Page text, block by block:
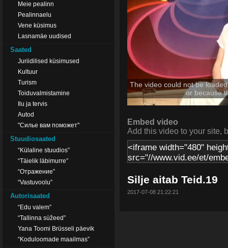
Meie pealinn
Pealinnaelu
Vene küsimus
Lasnamäe uudised
Saated
Juriidilised küsimused
Kultuur
Turism
Toiduvalmistamine
Ilu ja tervis
Autod
"Силье вам поможет"
Stuudiosaated
“Külaline stuudios”
“Täielik läbimurre”
“Отражение”
“Vastuvoolu”
Autorisaated
“Edu valem”
“Tallinna süžeed”
Yana Toomi Brüsseli päevik
“Koduloomade maailmas”
The video could not be
or because
Embed video
Add this video to your site,
Silje aitab Teid.19
2017-07-08 21:22:21